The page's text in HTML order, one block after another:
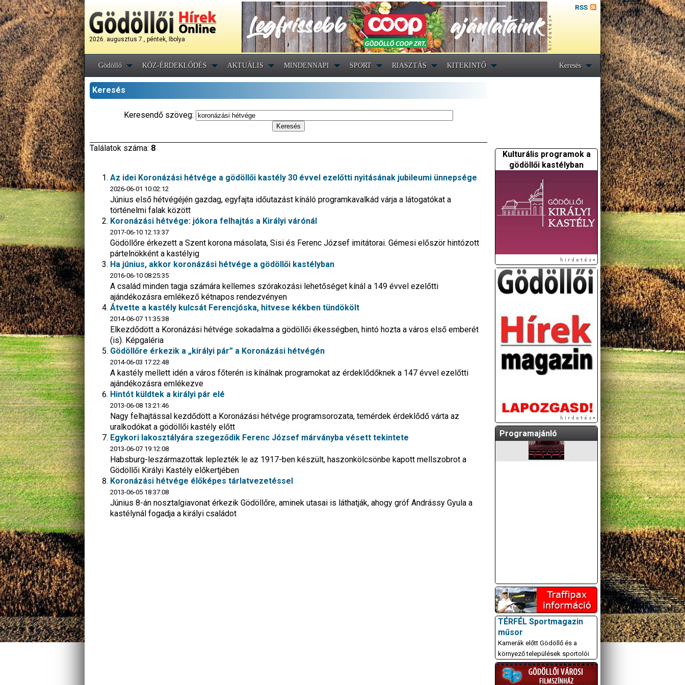
2026. augusztus 7., péntek, Ibolya
RSS
Gödöllő KÖZ-ÉRDEKLŐDÉS AKTUÁLIS MINDENNAPI SPORT RIASZTÁS KITEKINTŐ Keresés
Keresés
Keresendő szöveg:
Találatok száma: 8
Az idei Koronázási hétvége a gödöllői kastély 30 évvel ezelőtti nyitásának jubileumi ünnepsége
2026-06-01 10:02:12
Június első hétvégéjén gazdag, egyfajta időutazást kínáló programkavalkád várja a látogatókat a
történelmi falak között
Koronázási hétvége: jókora felhajtás a Királyi várónál
2017-06-10 12:13:37
Gödöllőre érkezett a Szent korona másolata, Sisi és Ferenc József imitátorai. Gémesi először hintózott
pártelnökként a kastélyig
Ha június, akkor koronázási hétvége a gödöllői kastélyban
2016-06-10 08:25:35
A család minden tagja számára kellemes szórakozási lehetőséget kínál a 149 évvel ezelőtti
ajándékozásra emlékező kétnapos rendezvényen
Átvette a kastély kulcsát Ferencjóska, hitvese kékben tündökölt
2014-06-07 11:35:38
Elkezdődött a Koronázási hétvége sokadalma a gödöllői ékességben, hintó hozta a város első emberét
(is). Képgaléria
Gödöllőre érkezik a „királyi pár” a Koronázási hétvégén
2014-06-03 17:22:48
A kastély mellett idén a város főterén is kínálnak programokat az érdeklődőknek a 147 évvel ezelőtti
ajándékozásra emlékezve
Hintót küldtek a királyi pár elé
2013-06-08 13:21:46
Nagy felhajtással kezdődött a Koronázási hétvége programsorozata, temérdek érdeklődő várta az
uralkodókat a gödöllői kastély előtt
Egykori lakosztályára szegeződik Ferenc József márványba vésett tekintete
2013-06-07 19:12:08
Habsburg-leszármazottak leplezték le az 1917-ben készült, haszonkölcsönbe kapott mellszobrot a
Gödöllői Királyi Kastély előkertjében
Koronázási hétvége élőképes tárlatvezetéssel
2013-06-05 18:37:08
Június 8-án nosztalgiavonat érkezik Gödöllőre, aminek utasai is láthatják, ahogy gróf Andrássy Gyula a
kastélynál fogadja a királyi családot
Kulturális programok a
gödöllői kastélyban
Programajánló
A GÖDÖLLŐI ÉS
KÖRNYÉKBELI
KULTURÁLIS- ÉS
OLDALUNKON TESSZÜK
KÖZZÉ!
TÉRFÉL Sportmagazin
műsor
Kamerák előtt Gödöllő és a
környező települések sportolói